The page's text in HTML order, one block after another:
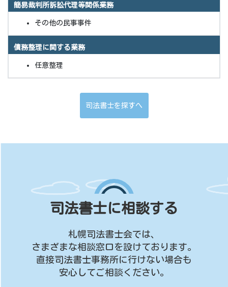
簡易裁判所訴訟代理等関係業務
その他の民事事件
債務整理に関する業務
任意整理
司法書士を探すへ
司法書士に相談する
札幌司法書士会では、
さまざまな相談窓口を設けております。
直接司法書士事務所に行けない場合も
安心してご相談ください。